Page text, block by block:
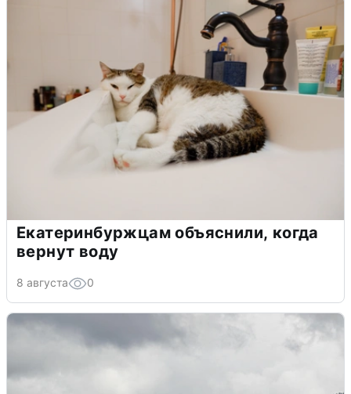
Екатеринбуржцам объяснили, когда
вернут воду
8 августа 0